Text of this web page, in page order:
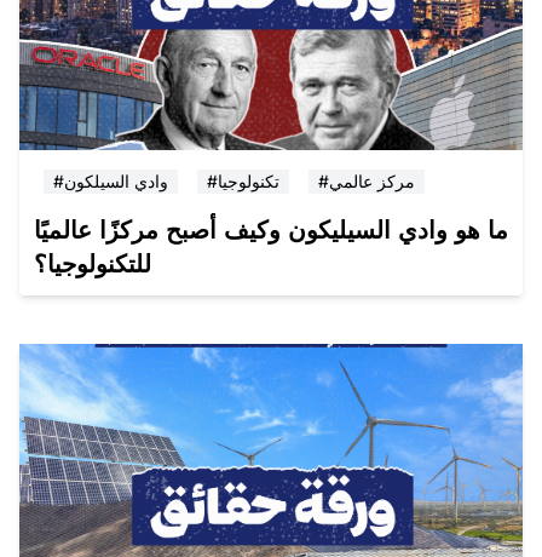
#وادي السيلكون #تكنولوجيا #مركز عالمي
ما هو وادي السيليكون وكيف أصبح مركزًا عالميًا
للتكنولوجيا؟